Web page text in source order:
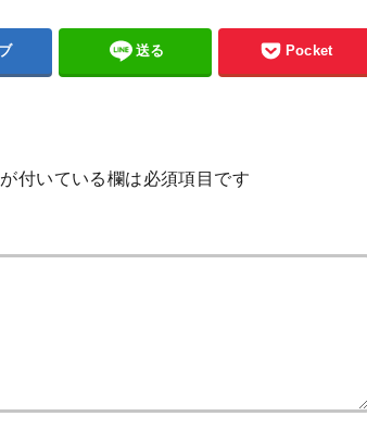
送る Pocket
が付いている欄は必須項目です